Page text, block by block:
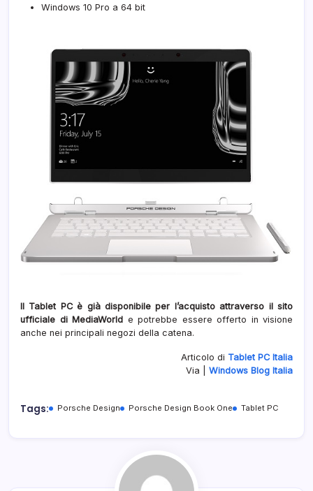
Windows 10 Pro a 64 bit
Il Tablet PC è già disponibile per l’acquisto attraverso il sito
ufficiale di MediaWorld e potrebbe essere offerto in visione
anche nei principali negozi della catena.
Articolo di Tablet PC Italia
Via | Windows Blog Italia
Tags: Porsche Design Porsche Design Book One Tablet PC